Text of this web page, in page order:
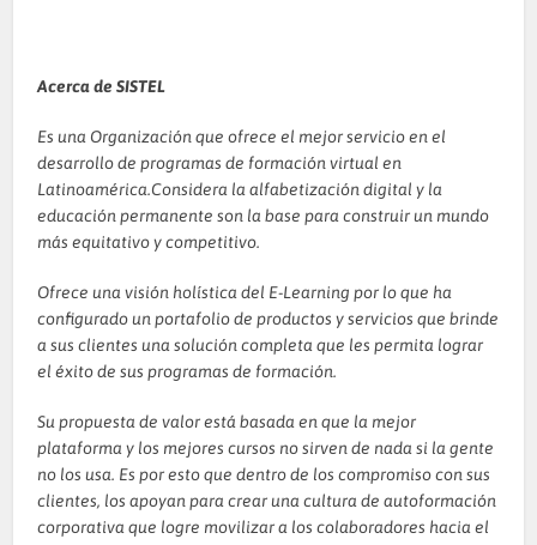
Acerca de SISTEL
Es una Organización que ofrece el mejor servicio en el
desarrollo de programas de formación virtual en
Latinoamérica.Considera la alfabetización digital y la
educación permanente son la base para construir un mundo
más equitativo y competitivo.
Ofrece una visión holística del E-Learning por lo que ha
configurado un portafolio de productos y servicios que brinde
a sus clientes una solución completa que les permita lograr
el éxito de sus programas de formación.
Su propuesta de valor está basada en que la mejor
plataforma y los mejores cursos no sirven de nada si la gente
no los usa. Es por esto que dentro de los compromiso con sus
clientes, los apoyan para crear una cultura de autoformación
corporativa que logre movilizar a los colaboradores hacia el